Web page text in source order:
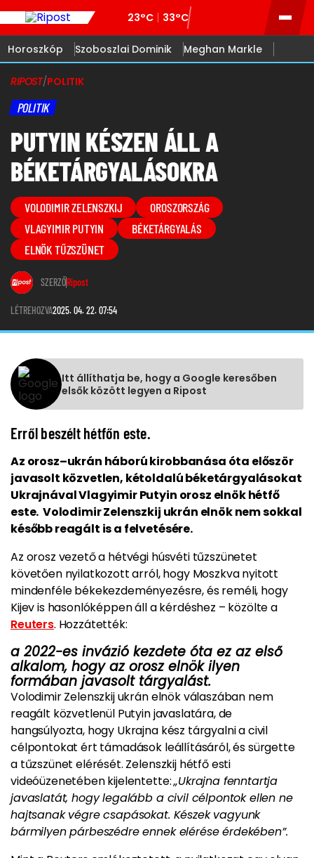
23°C 33°C
Horoszkóp Szoboszlai Dominik Meghan Markle
RIPOST/POLITIK
POLITIK
PUTYIN KÉSZEN ÁLL A
BÉKETÁRGYALÁSOKRA
VOLODIMIR ZELENSZKIJ
OROSZORSZÁG
VLAGYIMIR PUTYIN
BÉKETÁRGYALÁS
ELNÖK TŰZSZÜNET
SZERZŐRipost
LÉTREHOZVA2025. 04. 22. 07:54
Itt állíthatja be, hogy a Google keresőben
elsők között legyen a Ripost
Erről beszélt hétfőn este.
Az orosz–ukrán háború kirobbanása óta először
javasolt közvetlen, kétoldalú béketárgyalásokat
Ukrajnával Vlagyimir Putyin orosz elnök hétfő
este. Volodimir Zelenszkij ukrán elnök nem sokkal
később reagált is a felvetésére.
Az orosz vezető a hétvégi húsvéti tűzszünetet
követően nyilatkozott arról, hogy Moszkva nyitott
mindenféle békekezdeményezésre, és reméli, hogy
Kijev is hasonlóképpen áll a kérdéshez – közölte a
Reuters. Hozzátették:
a 2022-es invázió kezdete óta ez az első
alkalom, hogy az orosz elnök ilyen
formában javasolt tárgyalást.
Volodimir Zelenszkij ukrán elnök válaszában nem
reagált közvetlenül Putyin javaslatára, de
hangsúlyozta, hogy Ukrajna kész tárgyalni a civil
célpontokat ért támadások leállításáról, és sürgette
a tűzszünet elérését. Zelenszkij hétfő esti
videóüzenetében kijelentette:„Ukrajna fenntartja
javaslatát, hogy legalább a civil célpontok ellen ne
hajtsanak végre csapásokat. Készek vagyunk
bármilyen párbeszédre ennek elérése érdekében”.